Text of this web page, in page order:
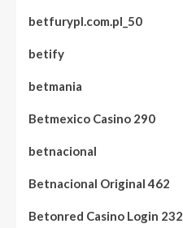
betfurypl.com.pl_50
betify
betmania
Betmexico Casino 290
betnacional
Betnacional Original 462
Betonred Casino Login 232